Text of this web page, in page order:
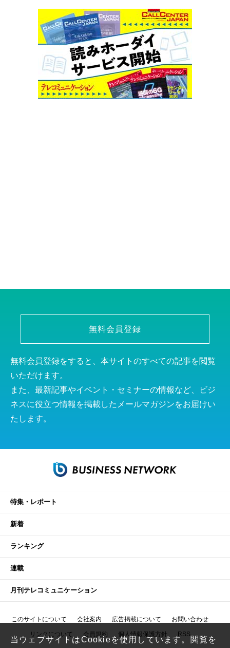
無料会員登録
無料会員登録をすると、本サイトのすべての記事を閲覧
いただけます。
また、最新記事やイベント・セミナーの情報など、ビジ
ネスに役立つ情報を掲載したメールマガジンをお届けい
たします。
特集・レポート
新着
ランキング
連載
月刊テレコミュニケーション
このサイトについて 会社案内 広告掲載について お問い合わせ
リンクについて 会員規約 個人情報保護方針 RSS
当ウェブサイトはCookieを使用しています。閲覧を